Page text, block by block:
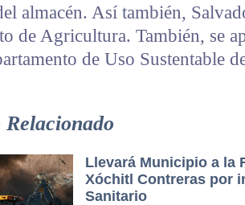
almacén. Así también,
de Agricultura. También, se
de Uso Sustentable
Relacionado
Llevará Municipio a la
Xóchitl Contreras por
Sanitario